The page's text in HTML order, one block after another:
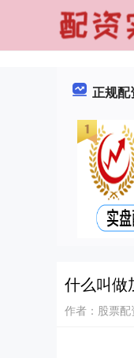
正规配
什么叫做
作者：股票配